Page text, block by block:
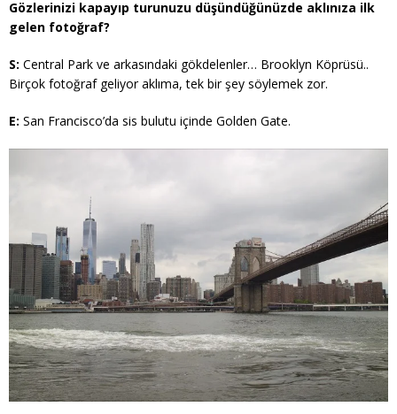
Gözlerinizi kapayıp turunuzu düşündüğünüzde aklınıza ilk
gelen fotoğraf?
S: Central Park ve arkasındaki gökdelenler… Brooklyn Köprüsü..
Birçok fotoğraf geliyor aklıma, tek bir şey söylemek zor.
E: San Francisco’da sis bulutu içinde Golden Gate.